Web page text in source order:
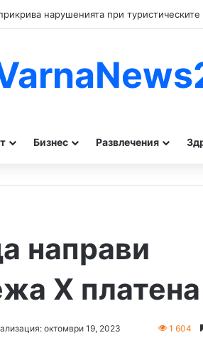
Бизнес Развлечения
направи
X платена
октомври 19, 2023 1 604